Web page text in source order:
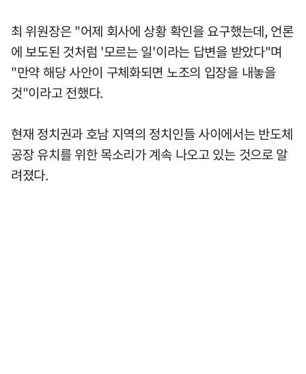
최 위원장은 "어제 회사에 상황 확인을 요구했는데, 언론
에 보도된 것처럼 '모르는 일'이라는 답변을 받았다"며
"만약 해당 사안이 구체화되면 노조의 입장을 내놓을
것"이라고 전했다.
현재 정치권과 호남 지역의 정치인들 사이에서는 반도체
공장 유치를 위한 목소리가 계속 나오고 있는 것으로 알
려졌다.